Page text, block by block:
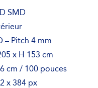
SMD
– Pitch 4 mm
x H 153 cm
cm / 100 pouces
x 384 px